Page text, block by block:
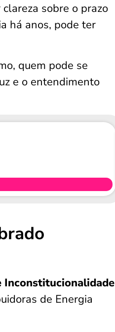
sobre o prazo
há anos, pode ter
quem pode se
e o entendimento
Inconstitucionalidade
de Energia